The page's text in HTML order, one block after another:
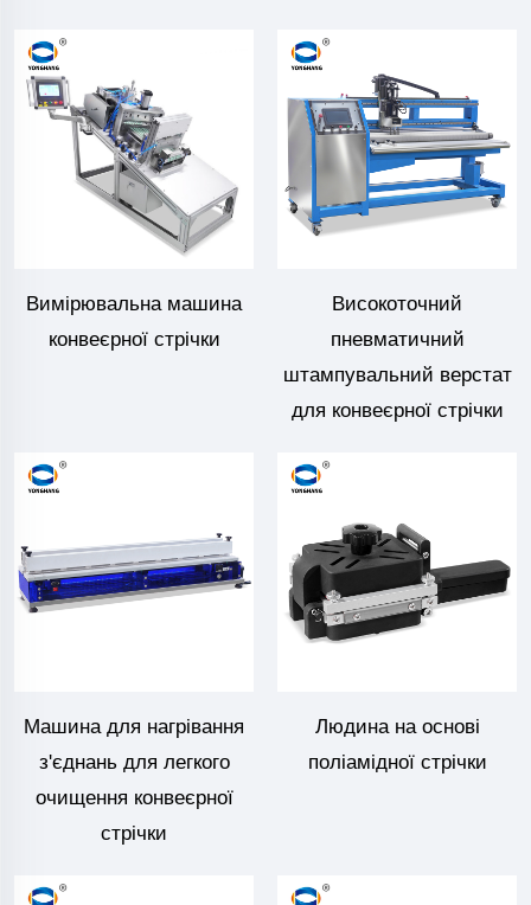
Вимірювальна машина
конвеєрної стрічки
Високоточний
пневматичний
штампувальний верстат
для конвеєрної стрічки
Машина для нагрівання
з'єднань для легкого
очищення конвеєрної
стрічки
Людина на основі
поліамідної стрічки